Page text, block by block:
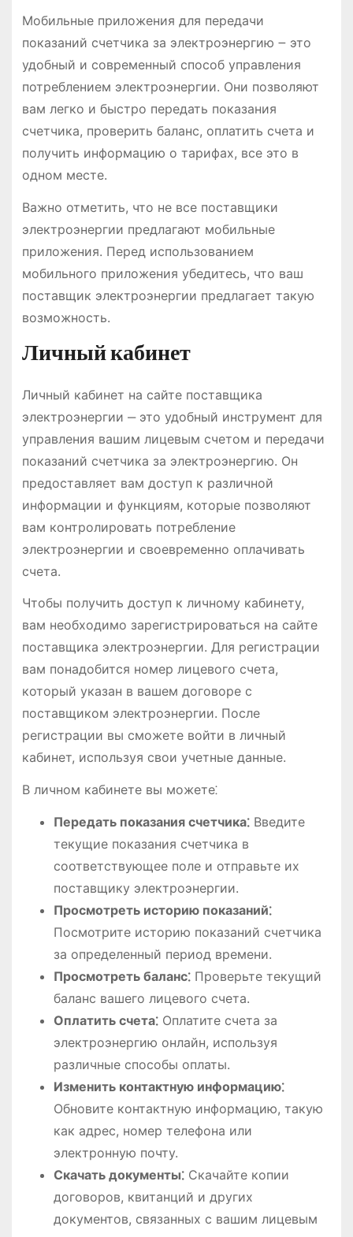
Мобильные приложения для передачи
показаний счетчика за электроэнергию ౼ это
удобный и современный способ управления
потреблением электроэнергии. Они позволяют
вам легко и быстро передать показания
счетчика, проверить баланс, оплатить счета и
получить информацию о тарифах, все это в
одном месте.
Важно отметить, что не все поставщики
электроэнергии предлагают мобильные
приложения. Перед использованием
мобильного приложения убедитесь, что ваш
поставщик электроэнергии предлагает такую
возможность.
Личный кабинет
Личный кабинет на сайте поставщика
электроэнергии ‒ это удобный инструмент для
управления вашим лицевым счетом и передачи
показаний счетчика за электроэнергию. Он
предоставляет вам доступ к различной
информации и функциям, которые позволяют
вам контролировать потребление
электроэнергии и своевременно оплачивать
счета.
Чтобы получить доступ к личному кабинету,
вам необходимо зарегистрироваться на сайте
поставщика электроэнергии. Для регистрации
вам понадобится номер лицевого счета,
который указан в вашем договоре с
поставщиком электроэнергии. После
регистрации вы сможете войти в личный
кабинет, используя свои учетные данные.
В личном кабинете вы можете⁚
Передать показания счетчика⁚Введите
текущие показания счетчика в
соответствующее поле и отправьте их
поставщику электроэнергии.
Просмотреть историю показаний⁚
Посмотрите историю показаний счетчика
за определенный период времени.
Просмотреть баланс⁚Проверьте текущий
баланс вашего лицевого счета.
Оплатить счета⁚Оплатите счета за
электроэнергию онлайн, используя
различные способы оплаты.
Изменить контактную информацию⁚
Обновите контактную информацию, такую
как адрес, номер телефона или
электронную почту.
Скачать документы⁚Скачайте копии
договоров, квитанций и других
документов, связанных с вашим лицевым